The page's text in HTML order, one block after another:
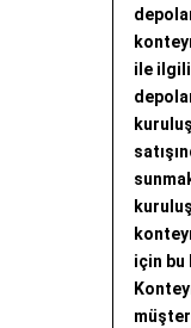
ile
için bu